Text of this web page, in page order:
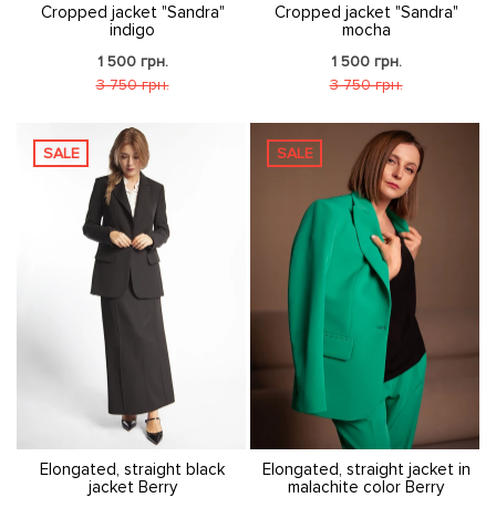
Cropped jacket "Sandra"
indigo
1 500 грн.
3 750 грн.
Cropped jacket "Sandra"
mocha
1 500 грн.
3 750 грн.
SALE
Elongated, straight black
jacket Berry
SALE
Elongated, straight jacket in
malachite color Berry